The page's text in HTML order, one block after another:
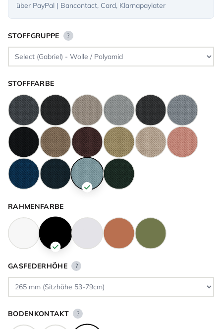
über PayPal | Bancontact, Card, Klarnapaylater
STOFFGRUPPE ?
STOFFFARBE
RAHMENFARBE
GASFEDERHÖHE ?
BODENKONTAKT ?